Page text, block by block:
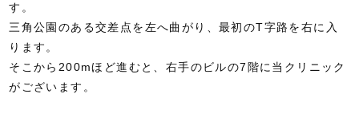
す。
三角公園のある交差点を左へ曲がり、最初のT字路を右に入
ります。
そこから200mほど進むと、右手のビルの7階に当クリニック
がございます。